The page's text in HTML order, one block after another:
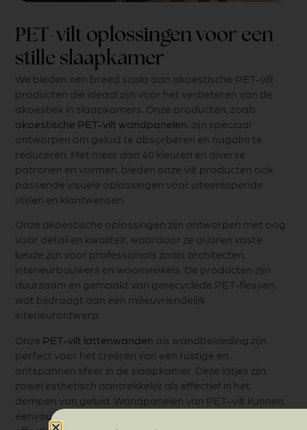
PET-vilt oplossingen voor een
stille slaapkamer
We bieden een breed scala aan akoestische PET-vilt
producten die ideaal zijn voor het verbeteren van de
akoestiek in slaapkamers. Onze producten, zoals
akoestische PET-vilt wandpanelen , zijn speciaal
ontworpen om geluid te absorberen en nagalm te
reduceren. Met meer dan 40 kleuren en diverse
patronen en vormen, bieden onze vilt producten ook
passende visuele oplossingen voor uiteenlopende
stijlen en klantwensen.
Onze akoestische oplossingen zijn ontworpen met oog
voor detail en kwaliteit, waardoor ze al jaren vaste
keuze zijn voor professionals zoals architecten,
interieurbouwers en woonwinkels. De producten zijn
duurzaam en gemaakt van gerecyclede PET-flessen,
wat bijdraagt aan een milieuvriendelijk
interieurontwerp.
Onze PET-vilt lattenwanden als wandbekleding zijn
perfect voor het creëren van een rustige en
ontspannen sfeer in de slaapkamer. Deze latjes zijn
zowel esthetisch aantrekkelijk als effectief in het
dempen van geluid. Wandpanelen van PET-vilt kunnen
eenvoudig worden geïnstalleerd en bieden een